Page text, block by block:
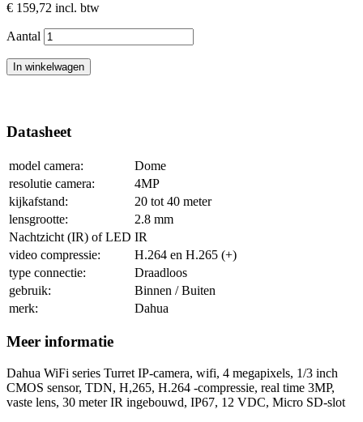
€ 159,72 incl. btw
Aantal
In winkelwagen
Datasheet
model camera:
Dome
resolutie camera:
4MP
kijkafstand:
20 tot 40 meter
lensgrootte:
2.8 mm
Nachtzicht (IR) of LED IR
video compressie:
H.264 en H.265 (+)
type connectie:
Draadloos
gebruik:
Binnen / Buiten
merk:
Dahua
Meer informatie
Dahua WiFi series Turret IP-camera, wifi, 4 megapixels, 1/3 inch
CMOS sensor, TDN, H,265, H.264 -compressie, real time 3MP,
vaste lens, 30 meter IR ingebouwd, IP67, 12 VDC, Micro SD-slot